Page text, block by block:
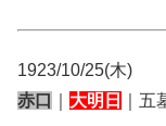
1923/10/25(木)
赤口
大明日 ｜五